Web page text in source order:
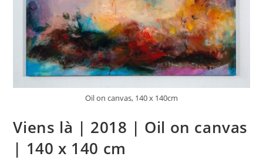
Oil on canvas, 140 x 140cm
Viens là | 2018 | Oil on canvas
| 140 x 140 cm